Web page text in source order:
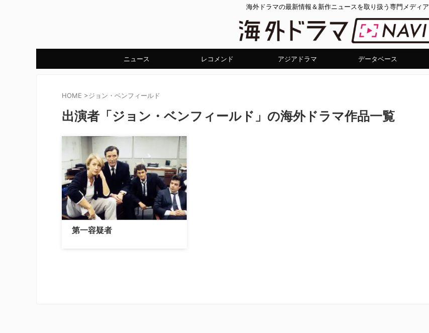
海外ドラマの最新情報＆新作ニュースを取り扱う専門メディア
ニュース レコメンド アジアドラマ データベース
HOME >ジョン・ベンフィールド
出演者「ジョン・ベンフィールド」の海外ドラマ作品一覧
第一容疑者